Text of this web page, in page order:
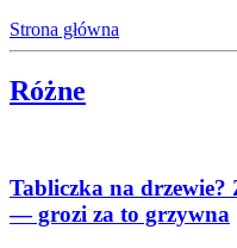
Strona główna
Różne
Tabliczka na drzewie?
— grozi za to grzywna